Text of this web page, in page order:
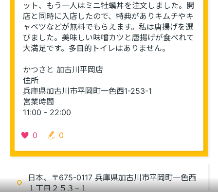
このエリアを再表示
ット、もう一人はミニ牡蠣丼を注文しました。開
店と同時に入店したので、特典がありキムチやキ
ャベツなどが無料でもらえます。私は唐揚げを選
びました。美味しい味噌カツと唐揚げが食べれて
大満足です。多目的トイレはありません。
かつさと 加古川平岡店
住所
兵庫県加古川市平岡町一色西1-253-1
営業時間
11:00 - 22:00
0 0
日本、〒675-0117 兵庫県加古川市平岡町一色西
１丁目２５３−１